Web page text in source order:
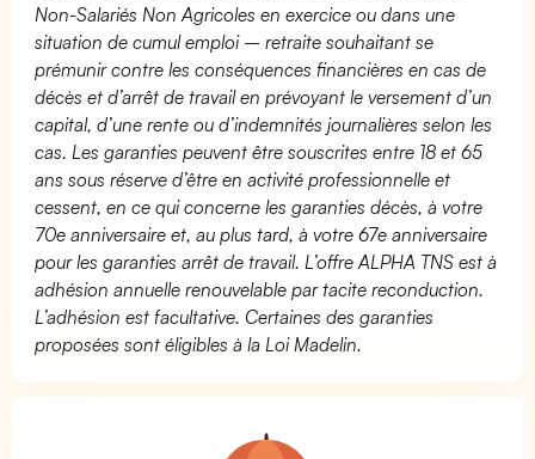
Non-Salariés Non Agricoles en exercice ou dans une
situation de cumul emploi – retraite souhaitant se
prémunir contre les conséquences financières en cas de
décès et d’arrêt de travail en prévoyant le versement d’un
capital, d’une rente ou d’indemnités journalières selon les
cas. Les garanties peuvent être souscrites entre 18 et 65
ans sous réserve d’être en activité professionnelle et
cessent, en ce qui concerne les garanties décès, à votre
70e anniversaire et, au plus tard, à votre 67e anniversaire
pour les garanties arrêt de travail. L’offre ALPHA TNS est à
adhésion annuelle renouvelable par tacite reconduction.
L’adhésion est facultative. Certaines des garanties
proposées sont éligibles à la Loi Madelin.